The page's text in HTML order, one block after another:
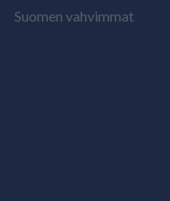
Suomen vahvimmat